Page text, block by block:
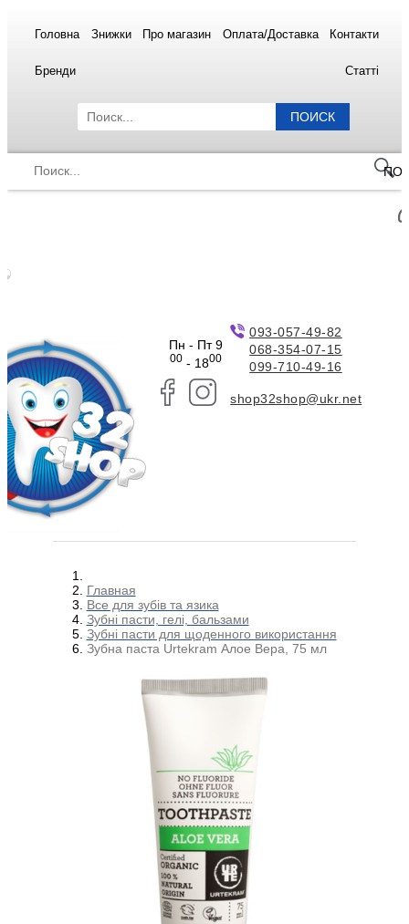
Головна Знижки Про магазин Оплата/Доставка Контакти
Бренди Статті
ПОИСК
Пн - Пт 9
00- 1800
093-057-49-82
068-354-07-15
099-710-49-16
shop32shop@ukr.net
Главная
Все для зубів та язика
Зубні пасти, гелі, бальзами
Зубні пасти для щоденного використання
Зубна паста Urtekram Алое Вера, 75 мл